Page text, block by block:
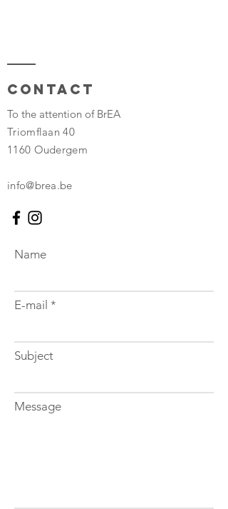
Contact
To the attention of BrEA
Triomflaan 40
1160 Oudergem
info@brea.be
Name
E-mail
Subject
Message